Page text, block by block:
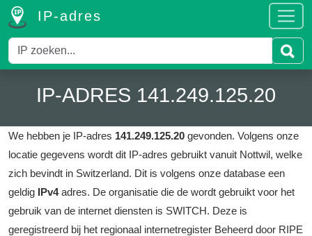
IP-adres
IP-ADRES 141.249.125.20
We hebben je IP-adres 141.249.125.20 gevonden. Volgens onze
locatie gegevens wordt dit IP-adres gebruikt vanuit Nottwil, welke
zich bevindt in Switzerland. Dit is volgens onze database een
geldig IPv4adres. De organisatie die de wordt gebruikt voor het
gebruik van de internet diensten is SWITCH. Deze is
geregistreerd bij het regionaal internetregister Beheerd door RIPE